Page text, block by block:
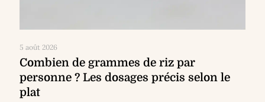
5 août 2026
Combien de grammes de riz par
personne ? Les dosages précis selon le
plat